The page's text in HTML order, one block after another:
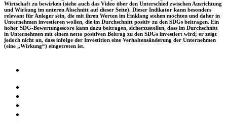
Wirtschaft zu bewirken (siehe auch das Video über den Unterschied zwischen Ausrichtung
und Wirkung im unteren Abschnitt auf dieser Seite). Dieser Indikator kann besonders
relevant für Anleger sein, die mit ihren Werten im Einklang stehen möchten und daher in
Unternehmen investieren wollen, die im Durchschnitt positiv zu den SDGs beitragen. Ein
hoher SDG-Bewertungsscore kann dazu beitragen, sicherzustellen, dass im Durchschnitt
in Unternehmen mit einem netto positiven Beitrag zu den SDGs investiert wird; er zeigt
jedoch nicht an, dass infolge der Investition eine Verhaltensänderung der Unternehmen
(eine „Wirkung“) eingetreten ist.